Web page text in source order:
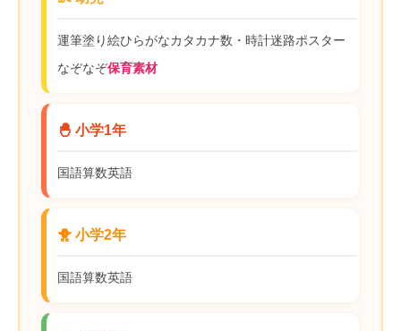
運筆塗り絵ひらがなカタカナ数・時計迷路ポスター
なぞなぞ保育素材
🐣 小学1年
国語算数英語
🐥 小学2年
国語算数英語